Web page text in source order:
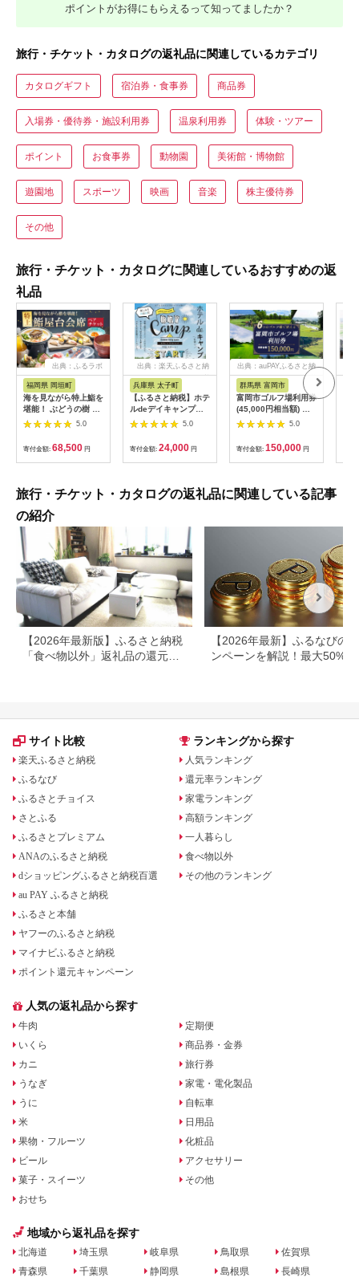
ポイントがお得にもらえるって知ってましたか？
旅行・チケット・カタログの返礼品に関連しているカテゴリ
カタログギフト 宿泊券・食事券 商品券
入場券・優待券・施設利用券 温泉利用券 体験・ツアー
ポイント お食事券 動物園 美術館・博物館
遊園地 スポーツ 映画 音楽 株主優待券
その他
旅行・チケット・カタログに関連しているおすすめの返
礼品
出典：ふるラボ
福岡県 岡垣町
海を見ながら特上鮨を
堪能！ ぶどうの樹 鮨
屋台ペア お食事券 海
鮮 海 屋台 食事 ペア
福岡県 岡垣町
5.0
寄付金額: 68,500 円
出典：楽天ふるさと納
税
兵庫県 太子町
【ふるさと納税】ホテ
ルdeデイキャンプ体
験チケット
【1364991】
5.0
寄付金額: 24,000 円
出典：auPAYふるさと納
群馬県 富岡市
富岡市ゴルフ場利用券
(45,000円相当額) ゴ
ルフ チケット 平日 土
日 祝日 プレー券 関東
群馬県 首都圏 F20E-
382
5.0
寄付金額: 150,000 円
旅行・チケット・カタログの返礼品に関連している記事
の紹介
【2026年最新版】ふるさと納税
「食べ物以外」返礼品の還元率
【2026年最新】ふるなびの
ンペーンを解説！最大50%還
サイト比較
楽天ふるさと納税
ふるなび
ふるさとチョイス
さとふる
ふるさとプレミアム
ANAのふるさと納税
dショッピングふるさと納税百選
au PAY ふるさと納税
ふるさと本舗
ヤフーのふるさと納税
マイナビふるさと納税
ポイント還元キャンペーン
ランキングから探す
人気ランキング
還元率ランキング
家電ランキング
高額ランキング
一人暮らし
食べ物以外
その他のランキング
人気の返礼品から探す
牛肉
いくら
カニ
うなぎ
うに
米
果物・フルーツ
ビール
菓子・スイーツ
おせち
定期便
商品券・金券
旅行券
家電・電化製品
自転車
日用品
化粧品
アクセサリー
その他
地域から返礼品を探す
北海道
青森県
埼玉県
千葉県
岐阜県
静岡県
鳥取県
島根県
佐賀県
長崎県